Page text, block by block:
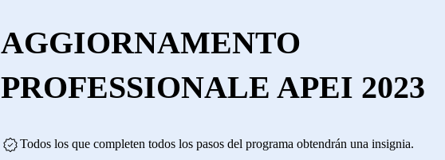
AGGIORNAMENTO
PROFESSIONALE APEI 2023
Todos los que completen todos los pasos del programa obtendrán una insignia.